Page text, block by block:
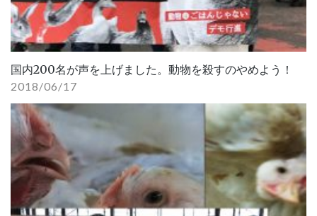
国内200名が声を上げました。動物を殺すのやめよう！
2018/06/17